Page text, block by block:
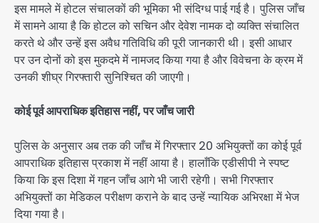
इस मामले में होटल संचालकों की भूमिका भी संदिग्ध पाई गई है। पुलिस जाँच
में सामने आया है कि होटल को सचिन और देवेश नामक दो व्यक्ति संचालित
करते थे और उन्हें इस अवैध गतिविधि की पूरी जानकारी थी। इसी आधार
पर उन दोनों को इस मुकदमे में नामजद किया गया है और विवेचना के क्रम में
उनकी शीघ्र गिरफ्तारी सुनिश्चित की जाएगी।
कोई पूर्व आपराधिक इतिहास नहीं, पर जाँच जारी
पुलिस के अनुसार अब तक की जाँच में गिरफ्तार 20 अभियुक्तों का कोई पूर्व
आपराधिक इतिहास प्रकाश में नहीं आया है। हालाँकि एडीसीपी ने स्पष्ट
किया कि इस दिशा में गहन जाँच आगे भी जारी रहेगी। सभी गिरफ्तार
अभियुक्तों का मेडिकल परीक्षण कराने के बाद उन्हें न्यायिक अभिरक्षा में भेज
दिया गया है।